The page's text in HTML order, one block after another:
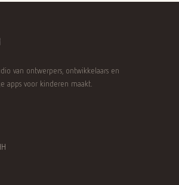
van ontwerpers, ontwikkelaars en
apps voor kinderen maakt.